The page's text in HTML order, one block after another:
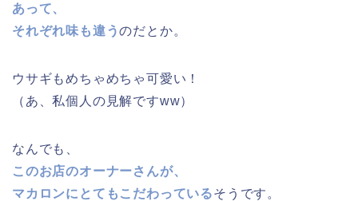
あって、
それぞれ味も違うのだとか。
ウサギもめちゃめちゃ可愛い！
（あ、私個人の見解ですww）
なんでも、
このお店のオーナーさんが、
マカロンにとてもこだわっているそうです。